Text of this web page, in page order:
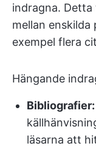
indragna.
mellan enskilda
exempel flera
Hängande
Bibliografier:
läsarna att